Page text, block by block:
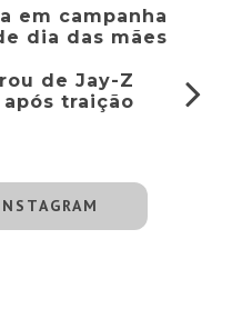
em campanha
dia das mães
de Jay-Z
após traição